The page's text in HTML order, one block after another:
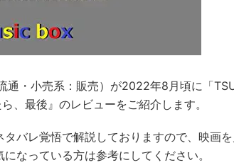
通・小売系：販売）が2022年8月頃に「
、最後』のレビューをご紹介します。
バレ覚悟で解説しておりますので、映画
なっている方は参考にしてください。